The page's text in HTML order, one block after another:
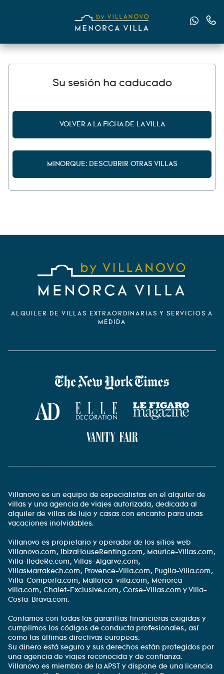
Su sesión ha caducado
VOLVER A LA FICHA DE LA VILLA
MINORQUE: DESCUBRIR OTRAS VILLAS
ALQUILER DE VILLAS EXTRAORDINARIAS Y SERVICIOS A
MEDIDA
VILLANOVO DANS LA PRESSE
The New York Times
AD MagazineELLE Décoration Le Figaro Magazine
Vanity Fair
Villanovo es un equipo de especialistas en el alquiler de
villas y una agencia de viajes autorizada, dedicada al
alquiler de villas de lujo y casas con encanto para unas
vacaciones inolvidables.
Villanovo es propietario y operador de los sitios web
Villanovo.com, IbizaHouseRenting.com, Maurice-Villas.com,
Villa-IledeRe.com, Villas-Algarve.com,
VillasMarrakech.com, Provence-Villa.com, Puglia-Villa.com,
Villa-Comporta.com, Mallorca-villa.com, Menorca-
villa.com, Chalet-Exclusive.com, Corse-Villas.com y Villa-
Costa-Brava.com.
Contamos con todas las garantías financieras exigidas y
cumplimos los códigos de conducta profesionales, así
como las últimas directivas europeas.
Su dinero está seguro y sus derechos están protegidos por
una agencia de viajes reconocida y de confianza.
Villanovo es miembro de la APST y dispone de una licencia